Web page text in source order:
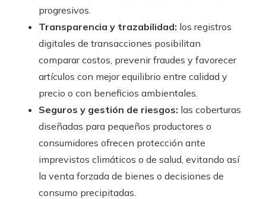
progresivos.
Transparencia y trazabilidad: los registros
digitales de transacciones posibilitan
comparar costos, prevenir fraudes y favorecer
artículos con mejor equilibrio entre calidad y
precio o con beneficios ambientales.
Seguros y gestión de riesgos: las coberturas
diseñadas para pequeños productores o
consumidores ofrecen protección ante
imprevistos climáticos o de salud, evitando así
la venta forzada de bienes o decisiones de
consumo precipitadas.